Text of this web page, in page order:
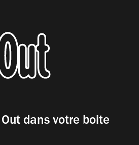
dans votre boite